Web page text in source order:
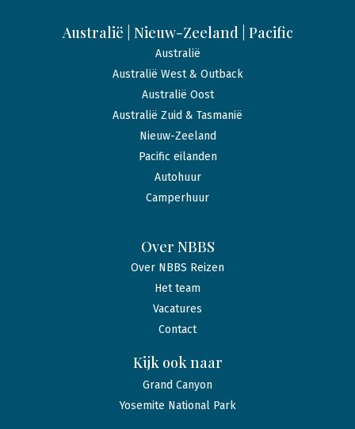
Australië | Nieuw-Zeeland | Pacific
Australië
Australië West & Outback
Australië Oost
Australië Zuid & Tasmanië
Nieuw-Zeeland
Pacific eilanden
Autohuur
Camperhuur
Over NBBS
Over NBBS Reizen
Het team
Vacatures
Contact
Kijk ook naar
Grand Canyon
Yosemite National Park